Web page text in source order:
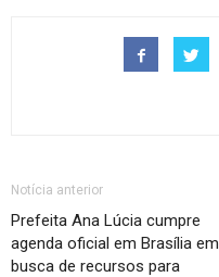
Notícia anterior
Prefeita Ana Lúcia cumpre
agenda oficial em Brasília em
busca de recursos para